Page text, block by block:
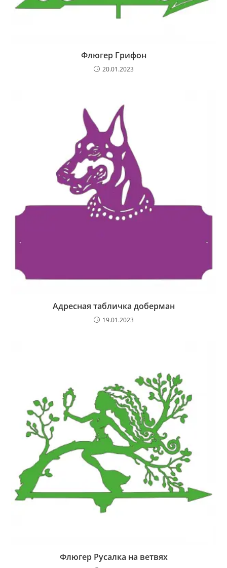
Флюгер Грифон
20.01.2023
Адресная табличка доберман
19.01.2023
Флюгер Русалка на ветвях